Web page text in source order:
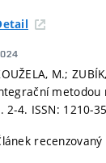
M.;
metodou
2-4. ISSN: 1210-